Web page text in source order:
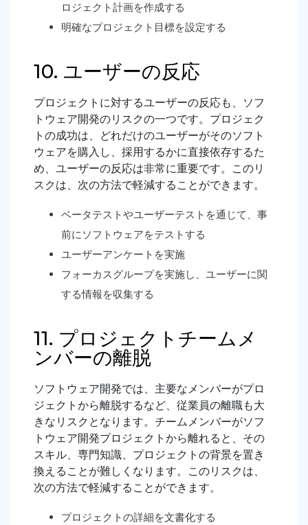
ロジェクト計画を作成する
明確なプロジェクト目標を設定する
10. ユーザーの反応
プロジェクトに対するユーザーの反応も、ソフ
トウェア開発のリスクの一つです。プロジェク
トの成功は、どれだけのユーザーがそのソフト
ウェアを購入し、採用するかに直接依存するた
め、ユーザーの反応は非常に重要です。このリ
スクは、次の方法で軽減することができます。
ベータテストやユーザーテストを通じて、事
前にソフトウェアをテストする
ユーザーアンケートを実施
フォーカスグループを実施し、ユーザーに関
する情報を収集する
11. プロジェクトチームメ
ンバーの離脱
ソフトウェア開発では、主要なメンバーがプロ
ジェクトから離脱するなど、従業員の離職も大
きなリスクとなります。チームメンバーがソフ
トウェア開発プロジェクトから離れると、その
スキル、専門知識、プロジェクトの背景を置き
換えることが難しくなります。このリスクは、
次の方法で軽減することができます。
プロジェクトの詳細を文書化する